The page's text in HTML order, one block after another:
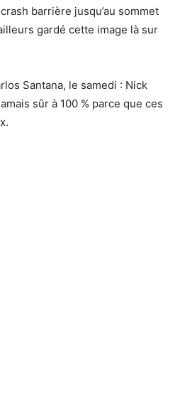
barrière jusqu’au sommet
gardé cette image là sur
Santana, le samedi : Nick
sûr à 100 % parce que ces